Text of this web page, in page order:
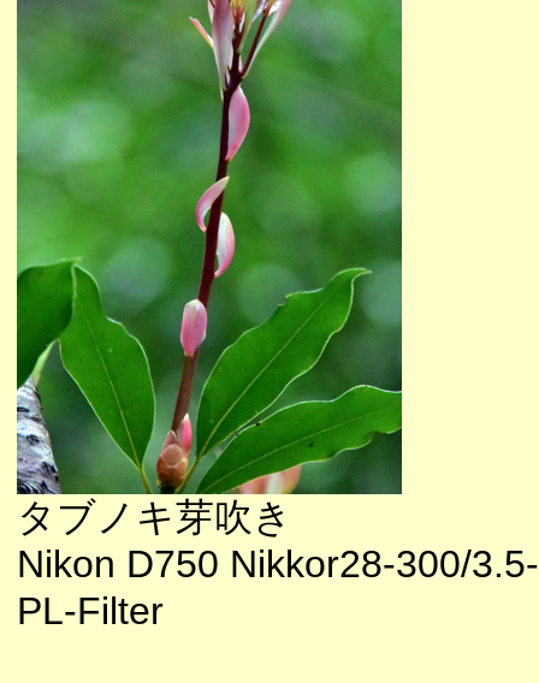
タブノキ芽吹き
Nikon D750 Nikkor28-300/
PL-Filter